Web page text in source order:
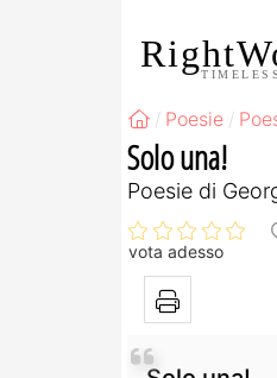
Poesie
Solo una!
Poesie di
vota adesso